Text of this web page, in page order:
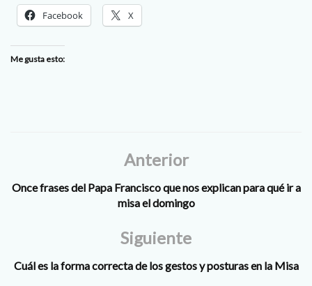
Facebook X
Me gusta esto:
Anterior
Once frases del Papa Francisco que nos explican para qué ir a
misa el domingo
Siguiente
Cuál es la forma correcta de los gestos y posturas en la Misa